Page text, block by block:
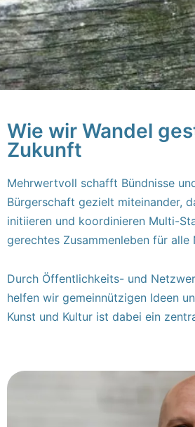
Wie wir Wandel
Zukunft
Mehrwertvoll schafft Bündnisse
Bürgerschaft gezielt miteinander,
initiieren und koordinieren Multi-
gerechtes Zusammenleben für
Durch Öffentlichkeits- und
helfen wir gemeinnützigen Ideen
Kunst und Kultur ist dabei ein